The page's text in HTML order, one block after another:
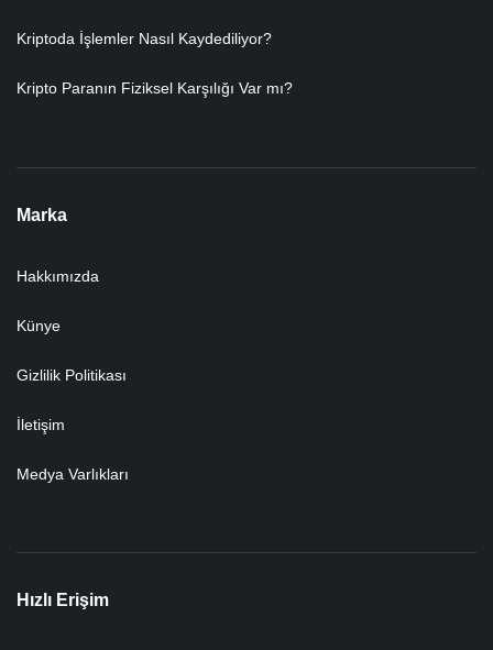
Kriptoda İşlemler Nasıl Kaydediliyor?
Kripto Paranın Fiziksel Karşılığı Var mı?
Marka
Hakkımızda
Künye
Gizlilik Politikası
İletişim
Medya Varlıkları
Hızlı Erişim